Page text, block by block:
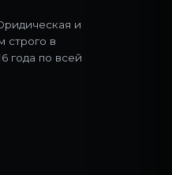
и
строго в
года по всей